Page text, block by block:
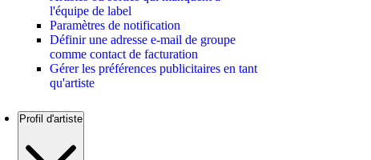
l'équipe de label
Paramètres de notification
Définir une adresse e-mail de groupe
comme contact de facturation
Gérer les préférences publicitaires en tant
qu'artiste
Profil d'artiste